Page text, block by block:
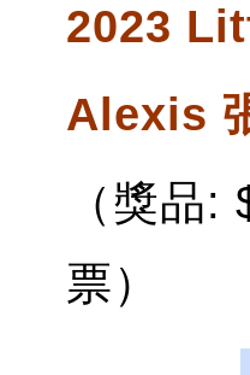
2023
Alexis
（獎品
票）